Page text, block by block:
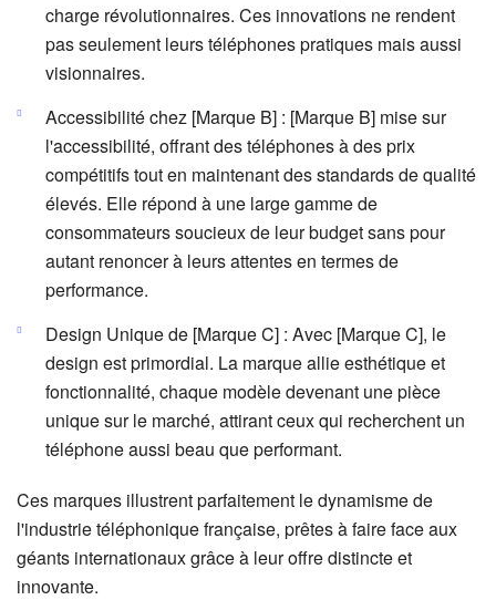
charge révolutionnaires. Ces innovations ne rendent
pas seulement leurs téléphones pratiques mais aussi
visionnaires.
Accessibilité chez [Marque B] : [Marque B] mise sur
l'accessibilité, offrant des téléphones à des prix
compétitifs tout en maintenant des standards de qualité
élevés. Elle répond à une large gamme de
consommateurs soucieux de leur budget sans pour
autant renoncer à leurs attentes en termes de
performance.
Design Unique de [Marque C] : Avec [Marque C], le
design est primordial. La marque allie esthétique et
fonctionnalité, chaque modèle devenant une pièce
unique sur le marché, attirant ceux qui recherchent un
téléphone aussi beau que performant.
Ces marques illustrent parfaitement le dynamisme de
l'industrie téléphonique française, prêtes à faire face aux
géants internationaux grâce à leur offre distincte et
innovante.